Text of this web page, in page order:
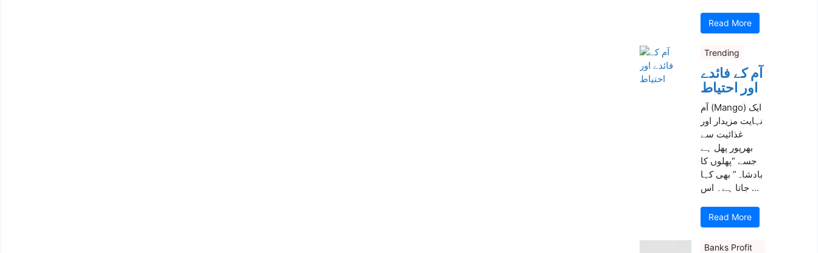
Read More
Trending
آم کے فائدے
اور احتیاط
آم (Mango) ایک
نہایت مزیدار اور
غذائیت سے
بھرپور پھل ہے
جسے “پھلوں کا
بادشاہ” بھی کہا
جاتا ہے۔ اس ...
Read More
Banks Profit